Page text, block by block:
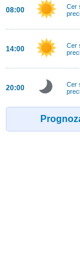
08:00
Cer
14:00
Cer
20:00
Cer